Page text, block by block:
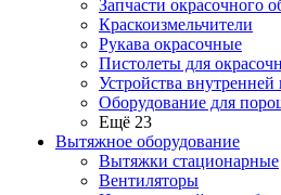
Запчасти окрасочного
Краскоизмельчители
Рукава окрасочные
Пистолеты для
Устройства внутренней
Оборудование для
Ещё 23
Вытяжное оборудование
Вытяжки стационарные
Вентиляторы